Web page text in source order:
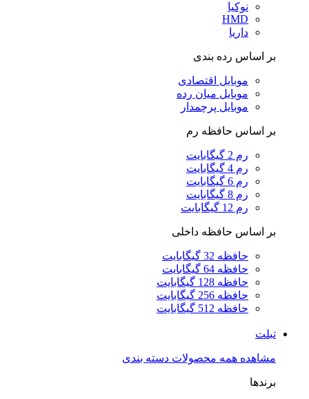
نوکیا
HMD
داریا
بر اساس رده بندی
موبایل اقتصادی
موبایل میان رده
موبایل پرچمدار
بر اساس حافظه رم
رم 2 گیگابایت
رم 4 گیگابایت
رم 6 گیگابایت
رم 8 گیگابایت
رم 12 گیگابایت
بر اساس حافظه داخلی
حافظه 32 گیگابایت
حافظه 64 گیگابایت
حافظه 128 گیگابایت
حافظه 256 گیگابایت
حافظه 512 گیگابایت
تبلت
مشاهده همه محصولات دسته بندی
برندها